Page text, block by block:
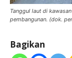
Tanggul laut di
pembangunan. (dok.
Bagikan